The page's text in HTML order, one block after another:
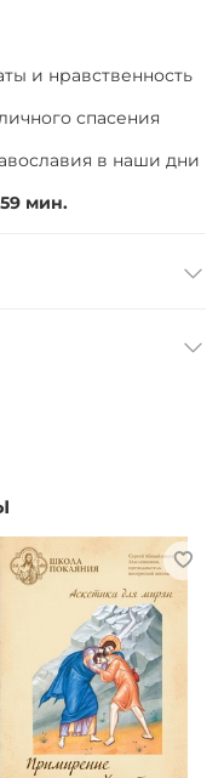
и нравственность
спасения
в наши дни
мин.